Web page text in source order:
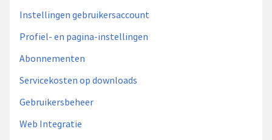
Instellingen gebruikersaccount
Profiel- en pagina-instellingen
Abonnementen
Servicekosten op downloads
Gebruikersbeheer
Web Integratie